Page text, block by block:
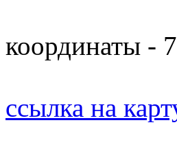
координаты -
ссылка на